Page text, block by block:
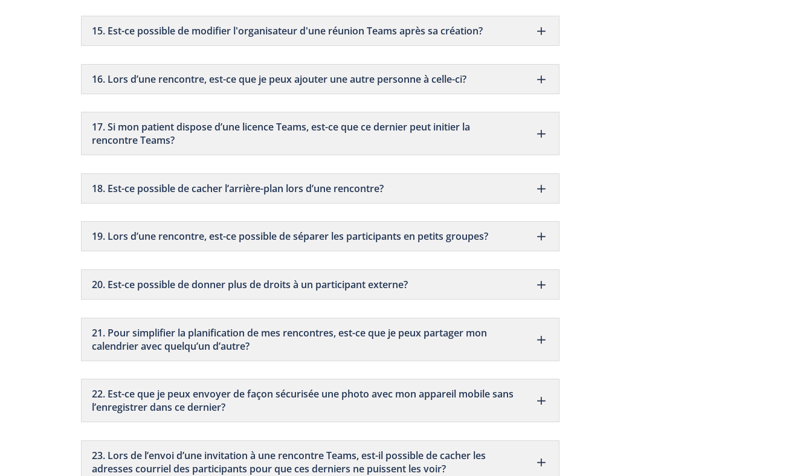
15. Est-ce possible de modifier l'organisateur d'une réunion Teams après sa création?
16. Lors d’une rencontre, est-ce que je peux ajouter une autre personne à celle-ci?
17. Si mon patient dispose d’une licence Teams, est-ce que ce dernier peut initier la
rencontre Teams?
18. Est-ce possible de cacher l’arrière-plan lors d’une rencontre?
19. Lors d’une rencontre, est-ce possible de séparer les participants en petits groupes?
20. Est-ce possible de donner plus de droits à un participant externe?
21. Pour simplifier la planification de mes rencontres, est-ce que je peux partager mon
calendrier avec quelqu’un d’autre?
22. Est-ce que je peux envoyer de façon sécurisée une photo avec mon appareil mobile sans
l’enregistrer dans ce dernier?
23. Lors de l’envoi d’une invitation à une rencontre Teams, est-il possible de cacher les
adresses courriel des participants pour que ces derniers ne puissent les voir?